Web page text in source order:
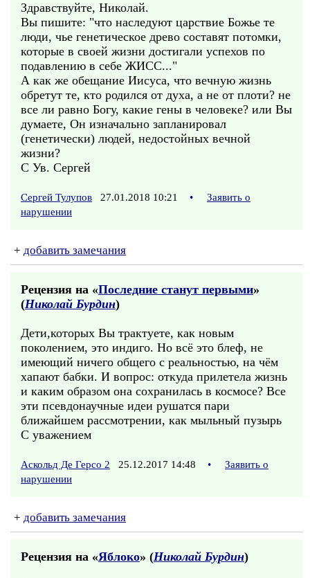
Здравствуйте, Николай.
Вы пишите: "что наследуют царствие Божье те
люди, чье генетическое древо составят потомки,
которые в своей жизни достигали успехов по
подавлению в себе ЖИСС..."
А как же обещание Иисуса, что вечную жизнь
обретут те, кто родился от духа, а не от плоти? не
все ли равно Богу, какие гены в человеке? или Вы
думаете, Он изначально запланировал
(генетически) людей, недостойных вечной
жизни?
С Ув. Сергей
Сергей Тулупов 27.01.2018 10:21 •
Заявить о
нарушении
+ добавить замечания
Рецензия на «Последние станут первыми»
(Николай Бурдин)
Дети,которых Вы трактуете, как новым
поколением, это индиго. Но всё это блеф, не
имеющий ничего общего с реальностью, на чём
хапают бабки. И вопрос: откуда прилетела жизнь
и каким образом она сохранилась в космосе? Все
эти псевдонаучные идеи рушатся пари
ближайшем рассмотрении, как мыльный пузырь
С уважением
Аскольд Де Герсо 2 25.12.2017 14:48 •
Заявить о
нарушении
+ добавить замечания
Рецензия на «Яблоко» (Николай Бурдин)